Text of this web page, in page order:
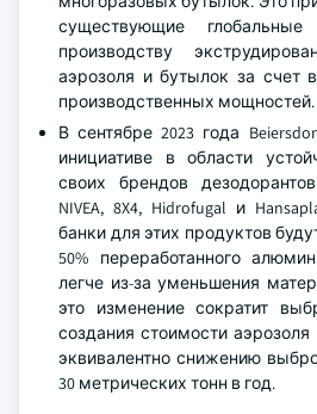
существующие
производству
аэрозоля и бутылок за счет
производственных мощностей.
В сентябре 2023 года
инициативе в области
своих брендов
NIVEA, 8X4, Hidrofugal и
банки для этих продуктов
50% переработанного
легче из-за уменьшения
это изменение сократит
создания стоимости
эквивалентно снижению
30 метрических тонн в год.